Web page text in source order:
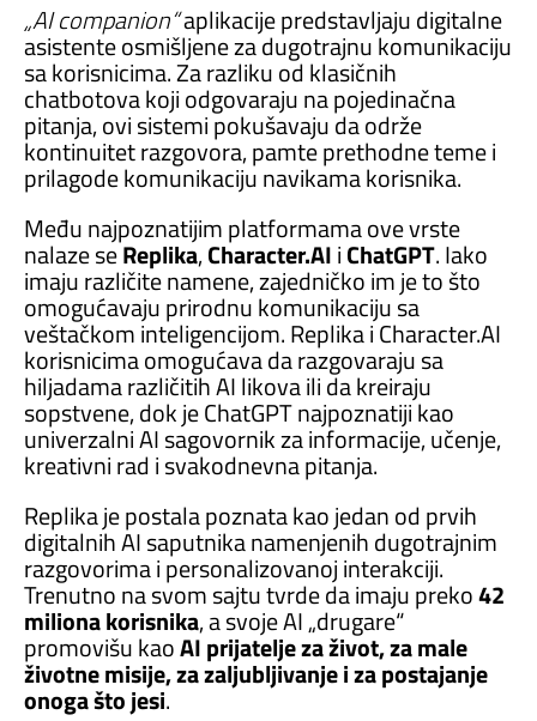
„AI companion“aplikacije predstavljaju digitalne
asistente osmišljene za dugotrajnu komunikaciju
sa korisnicima. Za razliku od klasičnih
chatbotova koji odgovaraju na pojedinačna
pitanja, ovi sistemi pokušavaju da održe
kontinuitet razgovora, pamte prethodne teme i
prilagode komunikaciju navikama korisnika.
Među najpoznatijim platformama ove vrste
nalaze seReplika,Character.AIiChatGPT. Iako
imaju različite namene, zajedničko im je to što
omogućavaju prirodnu komunikaciju sa
veštačkom inteligencijom. Replika i Character.AI
korisnicima omogućava da razgovaraju sa
hiljadama različitih AI likova ili da kreiraju
sopstvene, dok je ChatGPT najpoznatiji kao
univerzalni AI sagovornik za informacije, učenje,
kreativni rad i svakodnevna pitanja.
Replika je postala poznata kao jedan od prvih
digitalnih AI saputnika namenjenih dugotrajnim
razgovorima i personalizovanoj interakciji.
Trenutno na svom sajtu tvrde da imaju preko42
miliona korisnika, a svoje AI „drugare“
promovišu kaoAI prijatelje za život, za male
životne misije, za zaljubljivanje i za postajanje
onoga što jesi.